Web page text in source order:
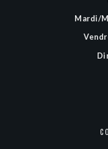
Mardi/